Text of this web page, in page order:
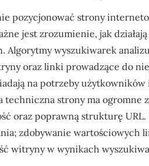
pozycjonować strony
jest zrozumienie, jak
Algorytmy wyszukiwarek
oraz linki prowadzące do
na potrzeby
techniczna strony ma ogromne
oraz poprawną strukturę
zdobywanie wartościowych
witryny w wynikach